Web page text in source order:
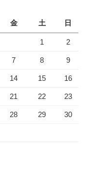
金 土 日
1 2
7 8 9
14 15 16
21 22 23
28 29 30